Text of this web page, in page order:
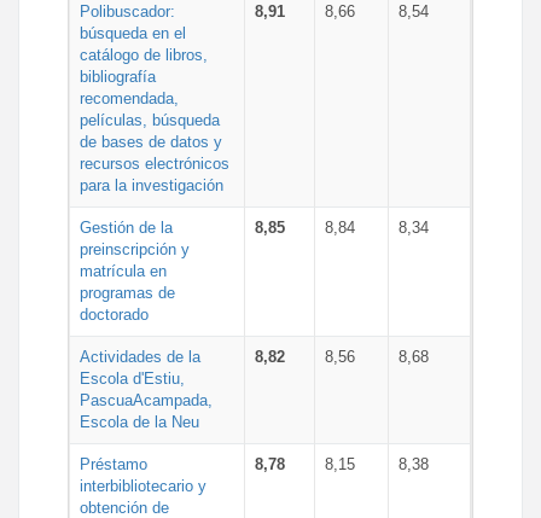
Polibuscador:
búsqueda en el
catálogo de libros,
bibliografía
recomendada,
películas, búsqueda
de bases de datos y
recursos electrónicos
para la investigación
8,91 8,66 8,54
Gestión de la
preinscripción y
matrícula en
programas de
doctorado
8,85 8,84 8,34
Actividades de la
Escola d'Estiu,
PascuaAcampada,
Escola de la Neu
8,82 8,56 8,68
Préstamo
interbibliotecario y
obtención de
8,78 8,15 8,38